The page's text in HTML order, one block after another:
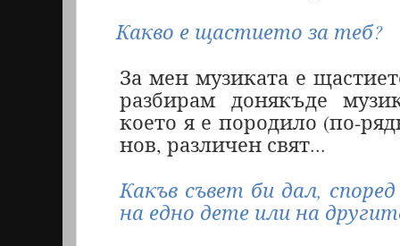
Какво е щастието за теб?
За мен музиката е
разбирам донякъде
което я е породило (по-
нов, различен свят...
Какъв съвет би дал,
на едно дете или на